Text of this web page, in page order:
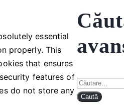
Caută
după:
essential
properly. This
that ensures
features of
do not store any